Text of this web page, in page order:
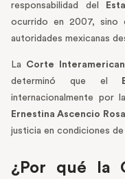
responsabilidad del
ocurrido en 2007, sino
autoridades mexicanas
La Corte
determinó que el
internacionalmente por
Ernestina Ascencio
justicia en condiciones de
¿Por qué la